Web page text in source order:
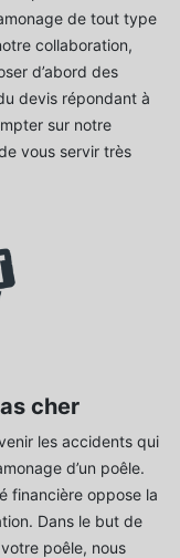
de tout type
collaboration,
d’abord des
devis répondant à
sur notre
vous servir très
cher
les accidents qui
d’un poêle.
financière oppose la
Dans le but de
poêle, nous